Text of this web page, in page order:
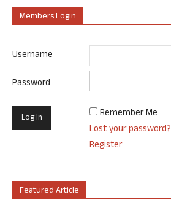
Members Login
Username
Password
Remember Me
Lost your password?
Register
Featured Article